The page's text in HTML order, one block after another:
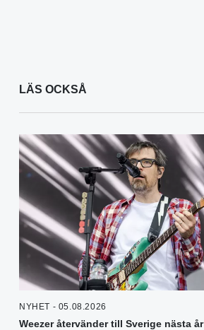
LÄS OCKSÅ
NYHET - 05.08.2026
Weezer återvänder till Sverige nästa år